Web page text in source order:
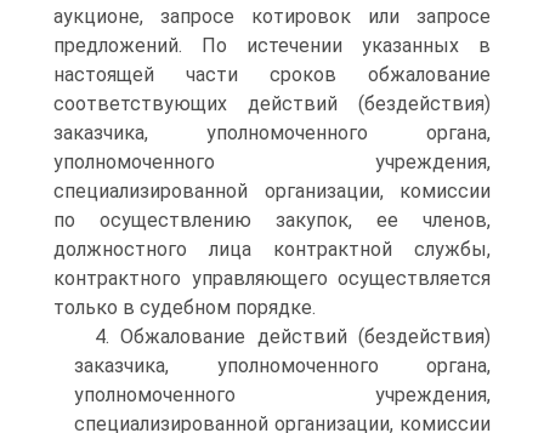
аукционе, запросе котировок или запросе
предложений. По истечении указанных в
настоящей части сроков обжалование
соответствующих действий (бездействия)
заказчика, уполномоченного органа,
уполномоченного учреждения,
специализированной организации, комиссии
по осуществлению закупок, ее членов,
должностного лица контрактной службы,
контрактного управляющего осуществляется
только в судебном порядке.
4. Обжалование действий (бездействия)
заказчика, уполномоченного органа,
уполномоченного учреждения,
специализированной организации, комиссии